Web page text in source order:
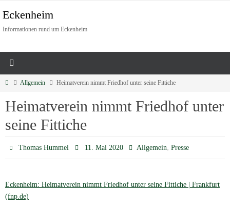
Eckenheim
Informationen rund um Eckenheim
Allgemein Heimatverein nimmt Friedhof unter seine Fittiche
Heimatverein nimmt Friedhof unter
seine Fittiche
Thomas Hummel 11. Mai 2020 Allgemein, Presse
Eckenheim: Heimatverein nimmt Friedhof unter seine Fittiche | Frankfurt
(fnp.de)